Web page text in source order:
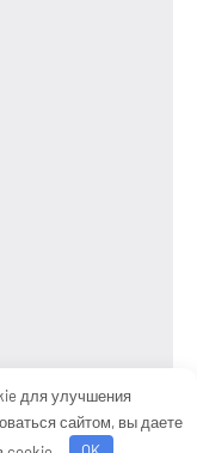
для улучшения
сайтом, вы даете